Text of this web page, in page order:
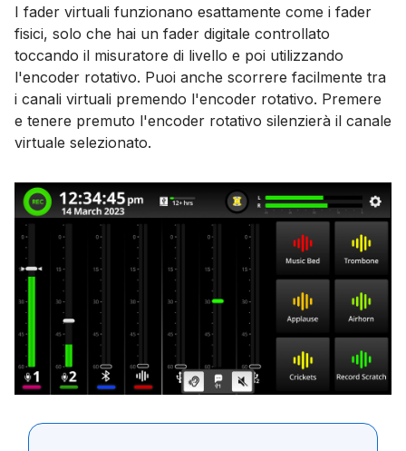
I fader virtuali funzionano esattamente come i fader
fisici, solo che hai un fader digitale controllato
toccando il misuratore di livello e poi utilizzando
l'encoder rotativo. Puoi anche scorrere facilmente tra
i canali virtuali premendo l'encoder rotativo. Premere
e tenere premuto l'encoder rotativo silenzierà il canale
virtuale selezionato.